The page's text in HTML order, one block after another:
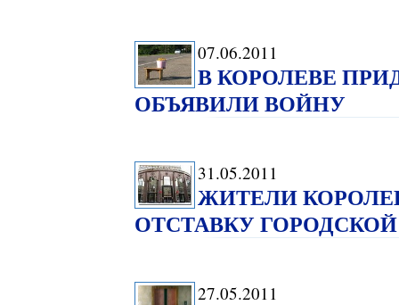
07.06.2011
В КОРОЛЕВЕ
ОБЪЯВИЛИ ВОЙНУ
31.05.2011
ЖИТЕЛИ
ОТСТАВКУ
27.05.2011